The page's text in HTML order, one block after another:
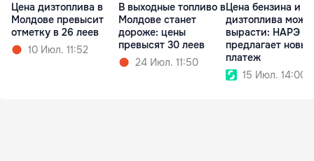
Цена дизтоплива в
Молдове превысит
отметку в 26 леев
10 Июл. 11:52
В выходные топливо в
Молдове станет
дороже: цены
превысят 30 леев
24 Июл. 11:50
Цена бензина и
дизтоплива
вырасти: НАРЭ
предлагает новый
платеж
15 Июл. 14:00